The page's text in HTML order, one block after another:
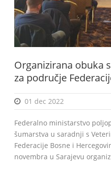
BiH
Organizirana obuka
za područje
01 dec 2022
Federalno ministarstvo
šumarstva u saradnji s
Federacije Bosne i
novembra u Sarajevu